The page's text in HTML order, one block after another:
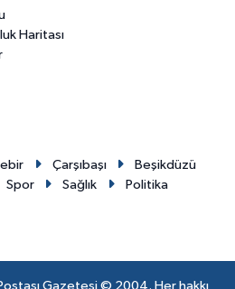
Haritası
Çarşıbaşı
Beşikdüzü
Spor Sağlık
Politika
Gazetesi © 2004. Her hakkı